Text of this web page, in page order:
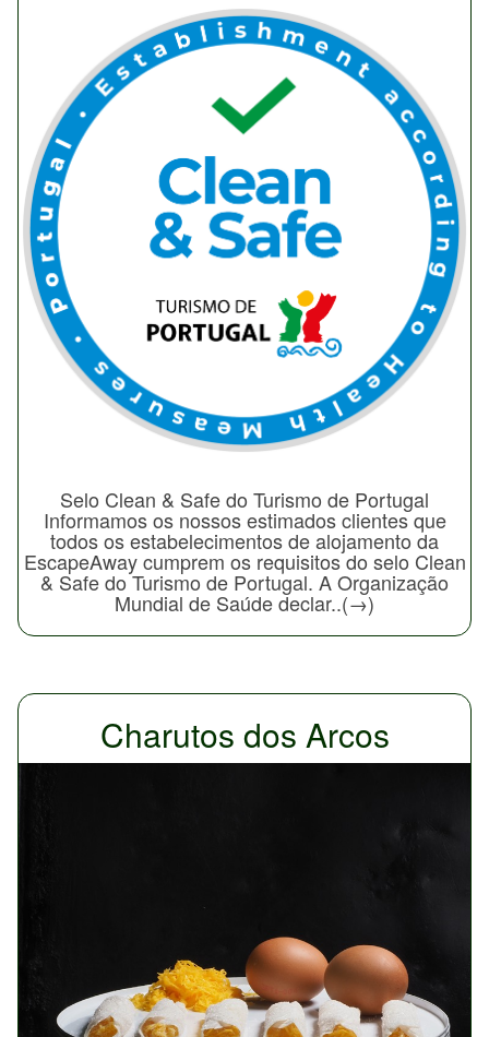
Selo Clean & Safe do Turismo de Portugal
Informamos os nossos estimados clientes que
todos os estabelecimentos de alojamento da
EscapeAway cumprem os requisitos do selo Clean
& Safe do Turismo de Portugal. A Organização
Mundial de Saúde declar..(→)
Charutos dos Arcos